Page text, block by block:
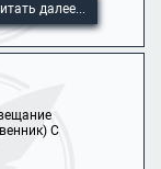
далее...
С